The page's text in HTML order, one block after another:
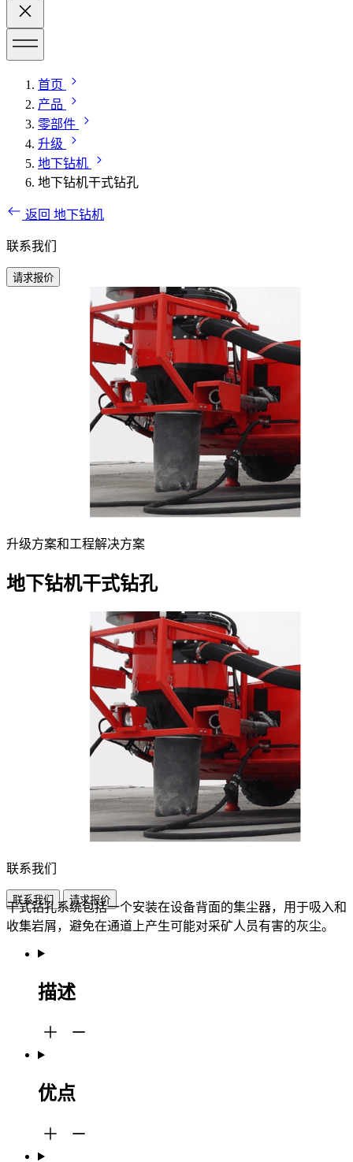
首页
产品
零部件
升级
地下钻机
地下钻机干式钻孔
返回 地下钻机
联系我们
请求报价
升级方案和工程解决方案
地下钻机干式钻孔
联系我们
联系我们 请求报价
干式钻孔系统包括一个安装在设备背面的集尘器，用于吸入和
收集岩屑，避免在通道上产生可能对采矿人员有害的灰尘。
描述
优点